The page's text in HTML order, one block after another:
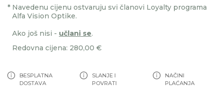
* Navedenu cijenu ostvaruju svi članovi Loyalty programa
Alfa Vision Optike.
Ako još nisi - učlani se.
Redovna cijena: 280,00 €
BESPLATNA
DOSTAVA
SLANJE I
POVRATI
NAČINI
PLAĆANJA